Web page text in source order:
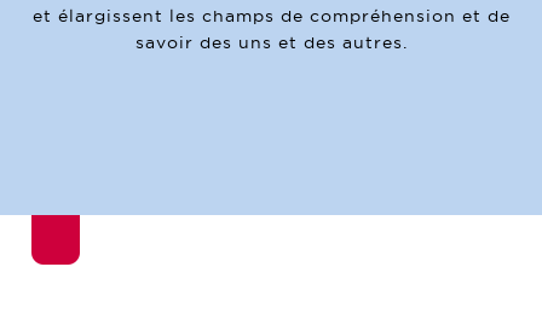
et élargissent les champs de compréhension et de
savoir des uns et des autres.